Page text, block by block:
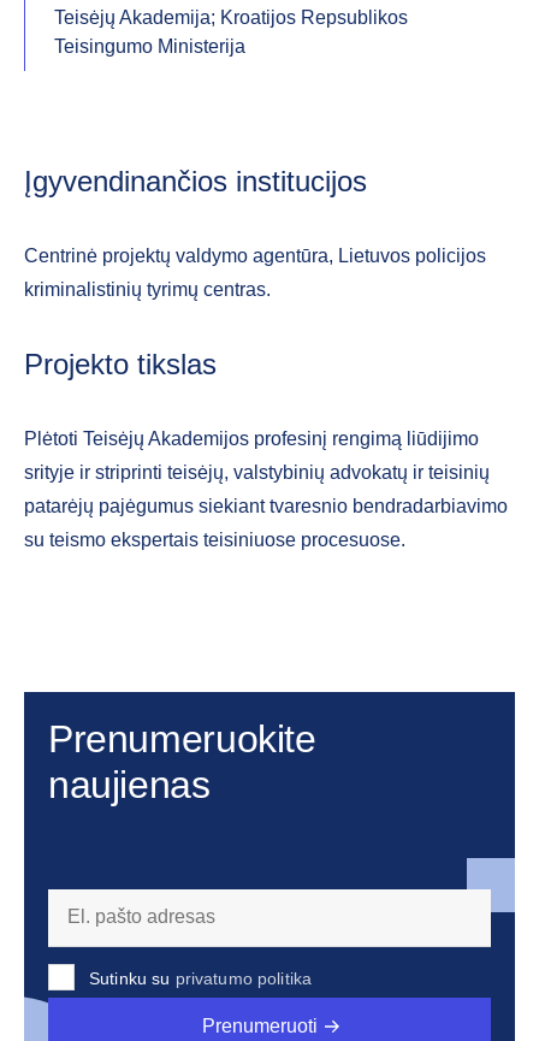
Teisėjų Akademija; Kroatijos Repsublikos
Teisingumo Ministerija
Įgyvendinančios institucijos
Centrinė projektų valdymo agentūra, Lietuvos policijos
kriminalistinių tyrimų centras.
Projekto tikslas
Plėtoti Teisėjų Akademijos profesinį rengimą liūdijimo
srityje ir striprinti teisėjų, valstybinių advokatų ir teisinių
patarėjų pajėgumus siekiant tvaresnio bendradarbiavimo
su teismo ekspertais teisiniuose procesuose.
Prenumeruokite
naujienas
Sutinku su privatumo politika
Prenumeruoti